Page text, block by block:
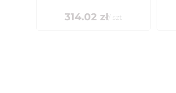
314.02 zł/ szt